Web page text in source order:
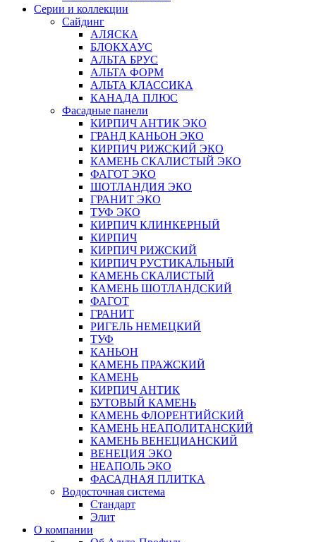
Серии и коллекции
Сайдинг
АЛЯСКА
БЛОКХАУС
АЛЬТА БРУС
АЛЬТА ФОРМ
АЛЬТА КЛАССИКА
КАНАДА ПЛЮС
Фасадные панели
КИРПИЧ АНТИК ЭКО
ГРАНД КАНЬОН ЭКО
КИРПИЧ РИЖСКИЙ ЭКО
КАМЕНЬ СКАЛИСТЫЙ ЭКО
ФАГОТ ЭКО
ШОТЛАНДИЯ ЭКО
ГРАНИТ ЭКО
ТУФ ЭКО
КИРПИЧ КЛИНКЕРНЫЙ
КИРПИЧ
КИРПИЧ РИЖСКИЙ
КИРПИЧ РУСТИКАЛЬНЫЙ
КАМЕНЬ СКАЛИСТЫЙ
КАМЕНЬ ШОТЛАНДСКИЙ
ФАГОТ
ГРАНИТ
РИГЕЛЬ НЕМЕЦКИЙ
ТУФ
КАНЬОН
КАМЕНЬ ПРАЖСКИЙ
КАМЕНЬ
КИРПИЧ АНТИК
БУТОВЫЙ КАМЕНЬ
КАМЕНЬ ФЛОРЕНТИЙСКИЙ
КАМЕНЬ НЕАПОЛИТАНСКИЙ
КАМЕНЬ ВЕНЕЦИАНСКИЙ
ВЕНЕЦИЯ ЭКО
НЕАПОЛЬ ЭКО
ФАСАДНАЯ ПЛИТКА
Водосточная система
Стандарт
Элит
О компании